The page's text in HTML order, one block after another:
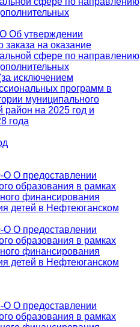
Об утверждении
заказа на оказание
сфере по направлению
исключением
программ в
муниципального
на 2025 год и
года
О О предоставлении
образования в рамках
финансирования
детей в Нефтеюганском
О О предоставлении
образования в рамках
финансирования
детей в Нефтеюганском
О О предоставлении
образования в рамках